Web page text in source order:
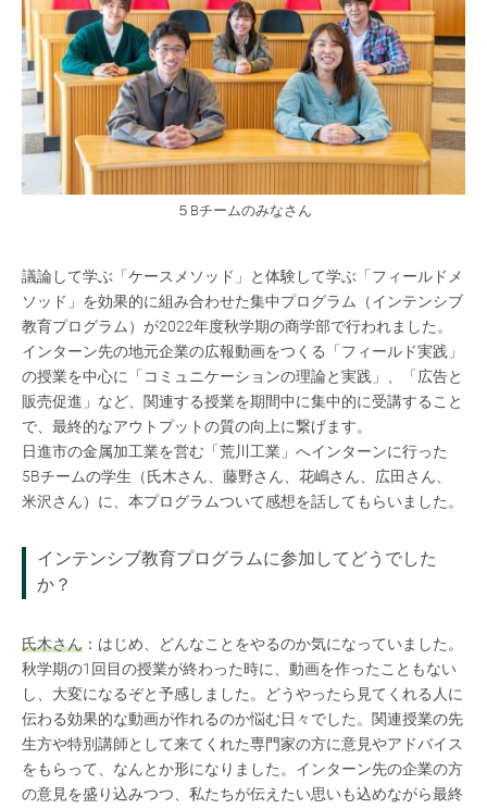
５Bチームのみなさん
議論して学ぶ「ケースメソッド」と体験して学ぶ「フィールドメ
ソッド」を効果的に組み合わせた集中プログラム（インテンシブ
教育プログラム）が2022年度秋学期の商学部で行われました。
インターン先の地元企業の広報動画をつくる「フィールド実践」
の授業を中心に「コミュニケーションの理論と実践」、「広告と
販売促進」など、関連する授業を期間中に集中的に受講すること
で、最終的なアウトプットの質の向上に繋げます。
日進市の金属加工業を営む「荒川工業」へインターンに行った
5Bチームの学生（氏木さん、藤野さん、花嶋さん、広田さん、
米沢さん）に、本プログラムついて感想を話してもらいました。
インテンシブ教育プログラムに参加してどうでした
か？
氏木さん ：はじめ、どんなことをやるのか気になっていました。
秋学期の1回目の授業が終わった時に、動画を作ったこともない
し、大変になるぞと予感しました。どうやったら見てくれる人に
伝わる効果的な動画が作れるのか悩む日々でした。関連授業の先
生方や特別講師として来てくれた専門家の方に意見やアドバイス
をもらって、なんとか形になりました。インターン先の企業の方
の意見を盛り込みつつ、私たちが伝えたい思いも込めながら最終